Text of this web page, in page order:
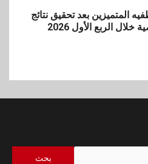
المتميزين بعد تحقيق نتائج
الربع الأول 2026